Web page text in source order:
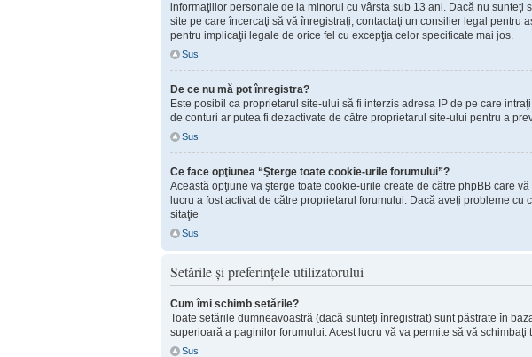
informaţiilor personale de la minorul cu vârsta sub 13 ani. Dacă nu
site pe care încercaţi să vă înregistraţi, contactaţi un consilier legal pentru
pentru implicaţii legale de orice fel cu excepţia celor specificate mai jos.
Sus
De ce nu mă pot înregistra?
Este posibil ca proprietarul site-ului să fi interzis adresa IP de pe care
de conturi ar putea fi dezactivate de către proprietarul site-ului pentru a
Sus
Ce face opţiunea “Şterge toate cookie-urile forumului”?
Această opţiune va şterge toate cookie-urile create de către phpBB care
lucru a fost activat de către proprietarul forumului. Dacă aveţi probleme
sitaţie
Sus
Setările şi preferinţele utilizatorului
Cum îmi schimb setările?
Toate setările dumneavoastră (dacă sunteţi înregistrat) sunt păstrate în
superioară a paginilor forumului. Acest lucru vă va permite să vă schimbaţi
Sus